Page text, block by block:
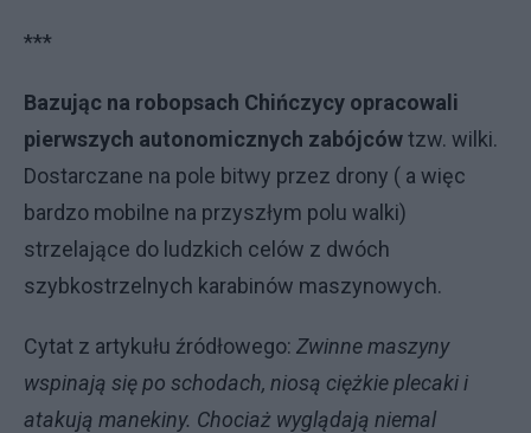
***
Bazując na robopsach Chińczycy opracowali
pierwszych autonomicznych zabójcówtzw. wilki.
Dostarczane na pole bitwy przez drony ( a więc
bardzo mobilne na przyszłym polu walki)
strzelające do ludzkich celów z dwóch
szybkostrzelnych karabinów maszynowych.
Cytat z artykułu źródłowego: Zwinne maszyny
wspinają się po schodach, niosą ciężkie plecaki i
atakują manekiny. Chociaż wyglądają niemal